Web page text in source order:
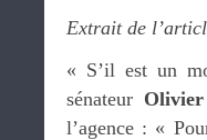
Extrait de
« S’il est un
sénateur
l’agence : «